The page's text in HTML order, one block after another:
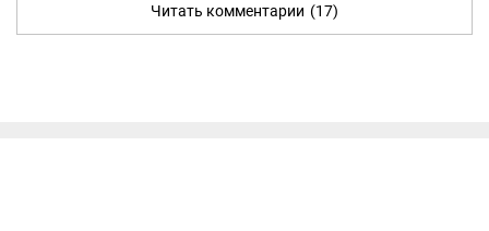
Читать комментарии (17)